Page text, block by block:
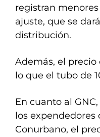
registran
ajuste, que se
distribución.
Además, el precio
lo que el tubo de
En cuanto al
los expendedores
Conurbano, el